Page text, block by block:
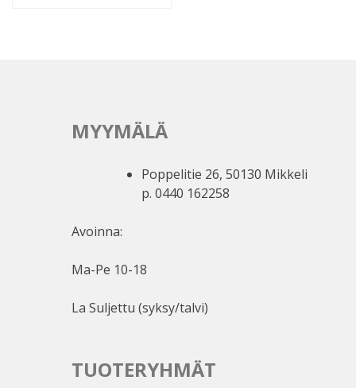
MYYMÄLÄ
Poppelitie 26, 50130 Mikkeli
p. 0440 162258
Avoinna:
Ma-Pe 10-18
La Suljettu (syksy/talvi)
TUOTERYHMÄT